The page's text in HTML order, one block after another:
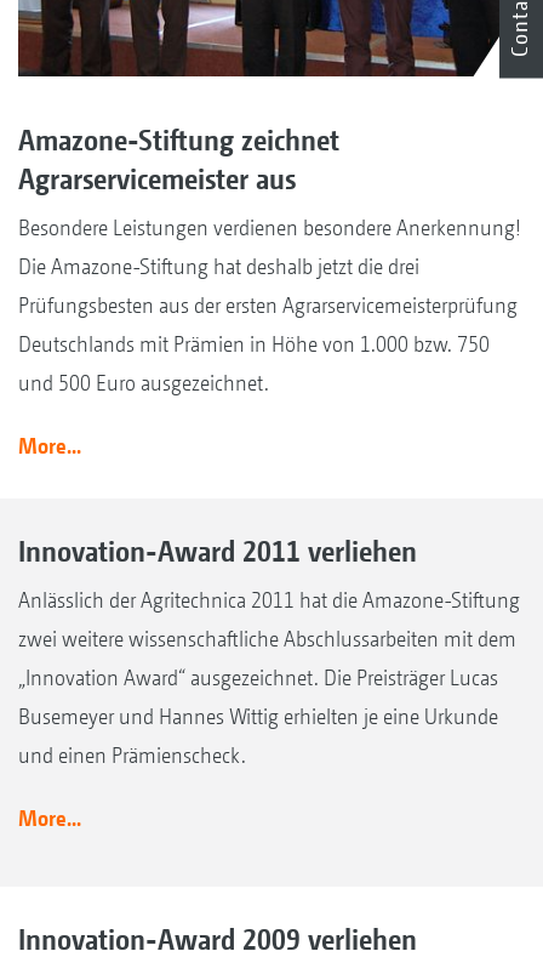
Amazone-Stiftung zeichnet
Agrarservicemeister aus
Besondere Leistungen verdienen besondere Anerkennung!
Die Amazone-Stiftung hat deshalb jetzt die drei
Prüfungsbesten aus der ersten Agrarservicemeisterprüfung
Deutschlands mit Prämien in Höhe von 1.000 bzw. 750
und 500 Euro ausgezeichnet.
More...
Innovation-Award 2011 verliehen
Anlässlich der Agritechnica 2011 hat die Amazone-Stiftung
zwei weitere wissenschaftliche Abschlussarbeiten mit dem
„Innovation Award“ ausgezeichnet. Die Preisträger Lucas
Busemeyer und Hannes Wittig erhielten je eine Urkunde
und einen Prämienscheck.
More...
Innovation-Award 2009 verliehen
Contact